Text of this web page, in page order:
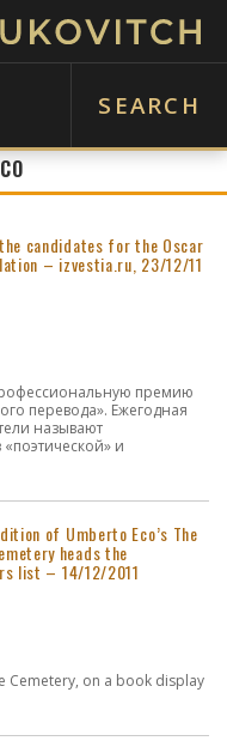
SEARCH
candidates for the Oscar
– izvestia.ru, 23/12/11
премию
перевода». Ежегодная
называют
и
of Umberto Eco’s The
heads the
list – 14/12/2011
Cemetery, on a book display